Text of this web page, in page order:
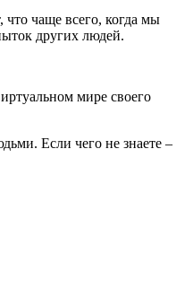
что чаще всего, когда мы
других людей.
мире своего
Если чего не знаете –